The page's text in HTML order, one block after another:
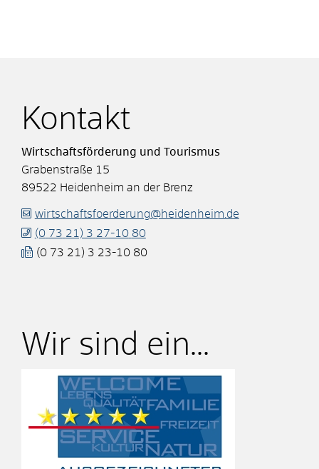
Kontakt
Wirtschaftsförderung und Tourismus
Grabenstraße 15
89522 Heidenheim an der Brenz
wirtschaftsfoerderung@heidenheim.de
(0 73 21) 3 27-10 80
(0 73 21) 3 23-10 80
Wir sind ein...